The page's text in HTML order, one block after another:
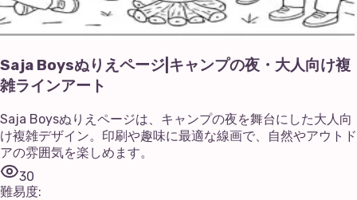
Saja Boysぬりえページ|キャンプの夜・大人向け複
雑ラインアート
Saja Boysぬりえページは、キャンプの夜を舞台にした大人向
け複雑デザイン。印刷や趣味に最適な線画で、自然やアウトド
アの雰囲気を楽しめます。
30
難易度: